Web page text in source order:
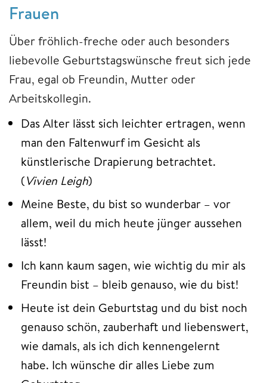
Frauen
Über fröhlich-freche oder auch besonders
liebevolle Geburtstagswünsche freut sich jede
Frau, egal ob Freundin, Mutter oder
Arbeitskollegin.
Das Alter lässt sich leichter ertragen, wenn
man den Faltenwurf im Gesicht als
künstlerische Drapierung betrachtet.
(Vivien Leigh)
Meine Beste, du bist so wunderbar – vor
allem, weil du mich heute jünger aussehen
lässt!
Ich kann kaum sagen, wie wichtig du mir als
Freundin bist – bleib genauso, wie du bist!
Heute ist dein Geburtstag und du bist noch
genauso schön, zauberhaft und liebenswert,
wie damals, als ich dich kennengelernt
habe. Ich wünsche dir alles Liebe zum